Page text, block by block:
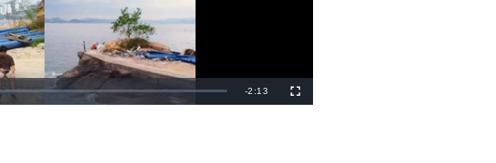
R
-2:13
u